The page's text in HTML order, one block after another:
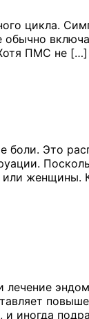
цикла.
ПМС не […]
Это
или женщины.
иногда